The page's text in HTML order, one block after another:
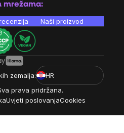
mrežama:
Naši proizvodi su
zemalja:
HR
prava pridržana.
Uvjeti poslovanjaCookies